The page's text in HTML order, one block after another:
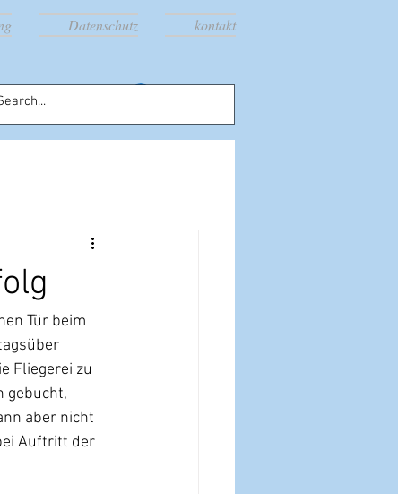
Datenschutz kontakt
Tür beim
Fliegerei zu
gebucht,
aber nicht
Auftritt der